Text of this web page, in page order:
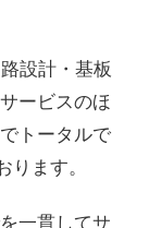
設計・基板
ービスのほ
トータルで
ります。
一貫してサ